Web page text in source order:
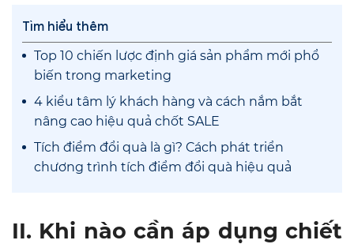
Tìm hiểu thêm
Top 10 chiến lược định giá sản phẩm mới phổ
biến trong marketing
4 kiểu tâm lý khách hàng và cách nắm bắt
nâng cao hiệu quả chốt SALE
Tích điểm đổi quà là gì? Cách phát triển
chương trình tích điểm đổi quà hiệu quả
II. Khi nào cần áp dụng chiết